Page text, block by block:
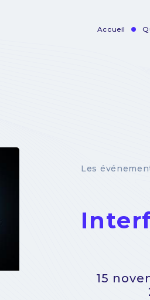
Accueil
Les
15